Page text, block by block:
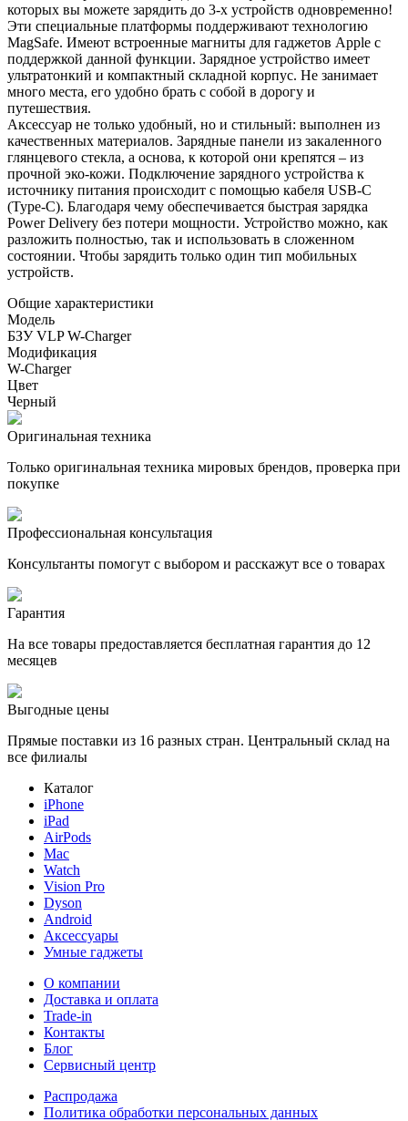
которых вы можете зарядить до 3-х устройств одновременно!
Эти специальные платформы поддерживают технологию
MagSafe. Имеют встроенные магниты для гаджетов Apple с
поддержкой данной функции. Зарядное устройство имеет
ультратонкий и компактный складной корпус. Не занимает
много места, его удобно брать с собой в дорогу и
путешествия.
Аксессуар не только удобный, но и стильный: выполнен из
качественных материалов. Зарядные панели из закаленного
глянцевого стекла, а основа, к которой они крепятся – из
прочной эко-кожи. Подключение зарядного устройства к
источнику питания происходит с помощью кабеля USB-С
(Type-C). Благодаря чему обеспечивается быстрая зарядка
Power Delivery без потери мощности. Устройство можно, как
разложить полностью, так и использовать в сложенном
состоянии. Чтобы зарядить только один тип мобильных
устройств.
Общие характеристики
Модель
БЗУ VLP W-Charger
Модификация
W-Charger
Цвет
Черный
Оригинальная техника
Только оригинальная техника мировых брендов, проверка при
покупке
Профессиональная консультация
Консультанты помогут с выбором и расскажут все о товарах
Гарантия
На все товары предоставляется бесплатная гарантия до 12
месяцев
Выгодные цены
Прямые поставки из 16 разных стран. Центральный склад на
все филиалы
Каталог
iPhone
iPad
AirPods
Mac
Watch
Vision Pro
Dyson
Android
Аксессуары
Умные гаджеты
О компании
Доставка и оплата
Trade-in
Контакты
Блог
Сервисный центр
Распродажа
Политика обработки персональных данных